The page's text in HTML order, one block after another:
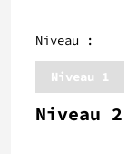
Niveau :
Niveau 1
Niveau 2